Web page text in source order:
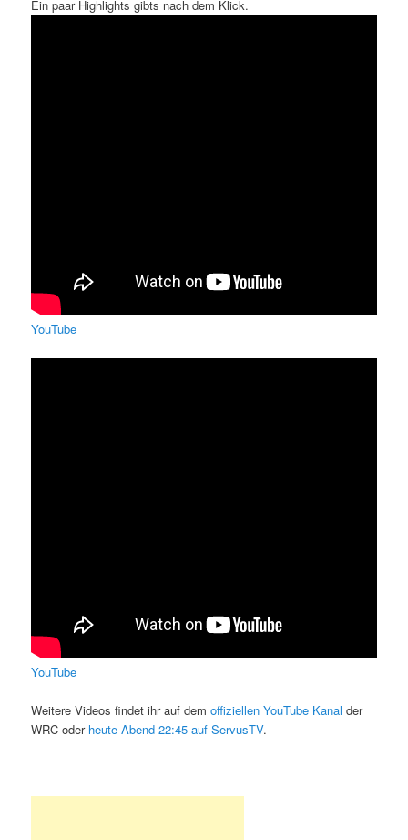
Ein paar Highlights gibts nach dem Klick.
YouTube
YouTube
Weitere Videos findet ihr auf dem offiziellen YouTube Kanal der
WRC oder heute Abend 22:45 auf ServusTV.